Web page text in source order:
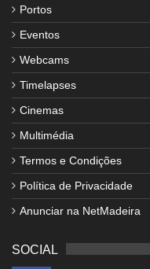
Portos
Eventos
Webcams
Timelapses
Cinemas
Multimédia
Termos e Condições
Política de Privacidade
Anunciar na NetMadeira
SOCIAL